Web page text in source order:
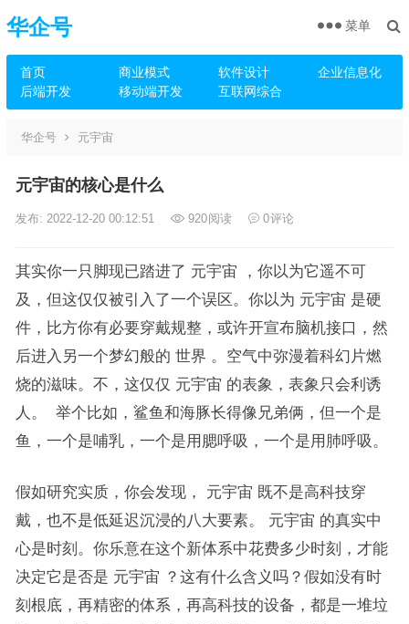
华企号
首页 商业模式 软件设计
企业信息化
后端开发
移动端开发 互联网综合
菜单
华企号 元宇宙
元宇宙的核心是什么
发布: 2022-12-20 00:12:51 920阅读 0评论
其实你一只脚现已踏进了 元宇宙 ，你以为它遥不可
及，但这仅仅被引入了一个误区。你以为 元宇宙 是硬
件，比方你有必要穿戴规整，或许开宣布脑机接口，然
后进入另一个梦幻般的 世界 。空气中弥漫着科幻片燃
烧的滋味。不，这仅仅 元宇宙 的表象，表象只会利诱
人。 举个比如，鲨鱼和海豚长得像兄弟俩，但一个是
鱼，一个是哺乳，一个是用腮呼吸，一个是用肺呼吸。
假如研究实质，你会发现， 元宇宙 既不是高科技穿
戴，也不是低延迟沉浸的八大要素。 元宇宙 的真实中
心是时刻。你乐意在这个新体系中花费多少时刻，才能
决定它是否是 元宇宙 ？这有什么含义吗？假如没有时
刻根底，再精密的体系，再高科技的设备，都是一堆垃